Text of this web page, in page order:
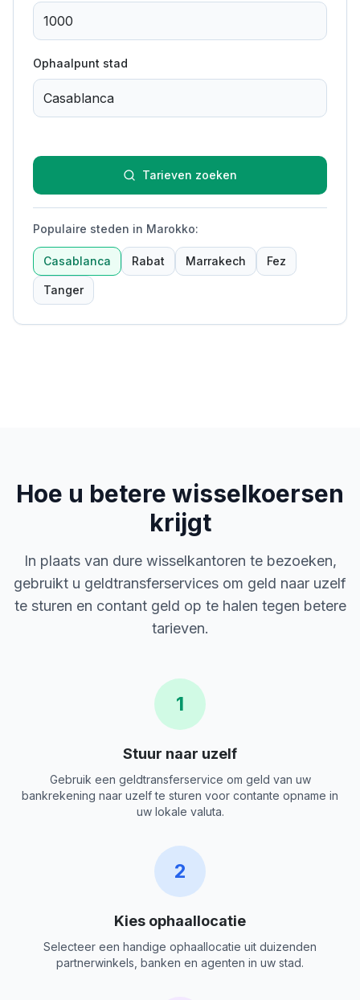
Ophaalpunt stad
Tarieven zoeken
Populaire steden in Marokko:
Casablanca Rabat Marrakech Fez
Tanger
Hoe u betere wisselkoersen
krijgt
In plaats van dure wisselkantoren te bezoeken,
gebruikt u geldtransferservices om geld naar uzelf
te sturen en contant geld op te halen tegen betere
tarieven.
1
Stuur naar uzelf
Gebruik een geldtransferservice om geld van uw
bankrekening naar uzelf te sturen voor contante opname in
uw lokale valuta.
2
Kies ophaallocatie
Selecteer een handige ophaallocatie uit duizenden
partnerwinkels, banken en agenten in uw stad.